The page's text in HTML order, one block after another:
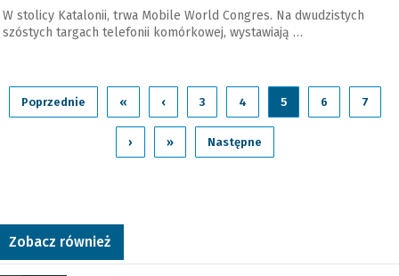
W stolicy Katalonii, trwa Mobile World Congres. Na dwudzistych
szóstych targach telefonii komórkowej, wystawiają …
Poprzednie « ‹ 3 4 5 6 7
› » Następne
Zobacz również